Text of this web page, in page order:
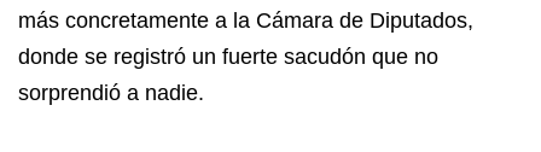
más concretamente a la Cámara de Diputados,
donde se registró un fuerte sacudón que no
sorprendió a nadie.